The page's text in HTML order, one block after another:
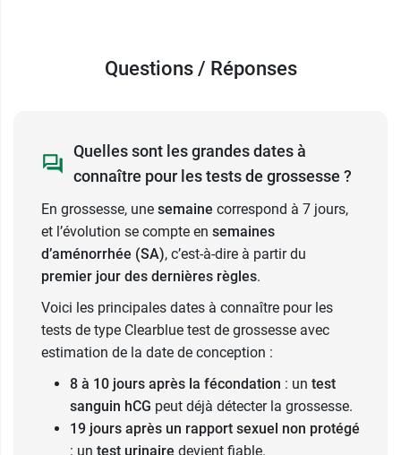
Questions / Réponses
Quelles sont les grandes dates à
connaître pour les tests de grossesse ?
En grossesse, une semaine correspond à 7 jours,
et l’évolution se compte en semaines
d’aménorrhée (SA), c’est-à-dire à partir du
premier jour des dernières règles.
Voici les principales dates à connaître pour les
tests de type Clearblue test de grossesse avec
estimation de la date de conception :
8 à 10 jours après la fécondation : un test
sanguin hCG peut déjà détecter la grossesse.
19 jours après un rapport sexuel non protégé
: un test urinaire devient fiable.